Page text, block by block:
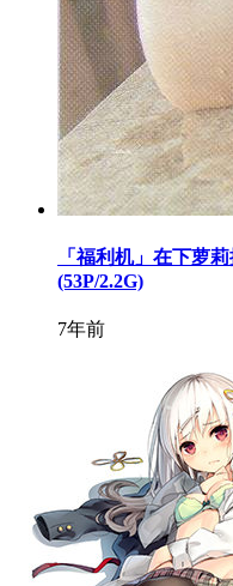
「福利机」在下萝
(53P/2.2G)
7年前